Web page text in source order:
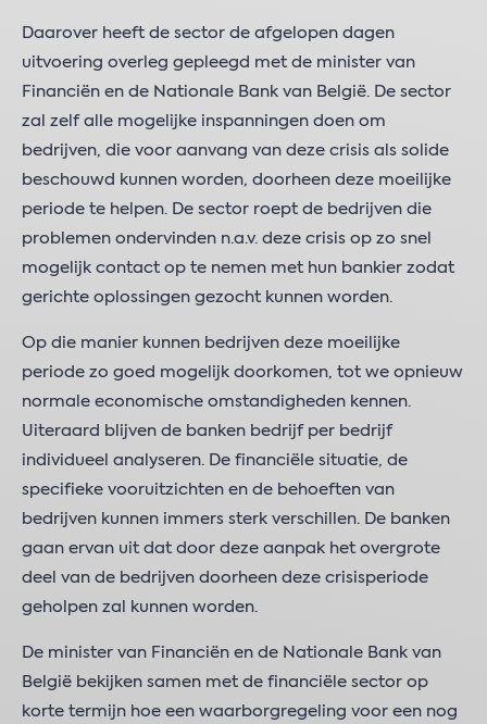
Daarover heeft de sector de afgelopen dagen
uitvoering overleg gepleegd met de minister van
Financiën en de Nationale Bank van België. De sector
zal zelf alle mogelijke inspanningen doen om
bedrijven, die voor aanvang van deze crisis als solide
beschouwd kunnen worden, doorheen deze moeilijke
periode te helpen. De sector roept de bedrijven die
problemen ondervinden n.a.v. deze crisis op zo snel
mogelijk contact op te nemen met hun bankier zodat
gerichte oplossingen gezocht kunnen worden.
Op die manier kunnen bedrijven deze moeilijke
periode zo goed mogelijk doorkomen, tot we opnieuw
normale economische omstandigheden kennen.
Uiteraard blijven de banken bedrijf per bedrijf
individueel analyseren. De financiële situatie, de
specifieke vooruitzichten en de behoeften van
bedrijven kunnen immers sterk verschillen. De banken
gaan ervan uit dat door deze aanpak het overgrote
deel van de bedrijven doorheen deze crisisperiode
geholpen zal kunnen worden.
De minister van Financiën en de Nationale Bank van
België bekijken samen met de financiële sector op
korte termijn hoe een waarborgregeling voor een nog